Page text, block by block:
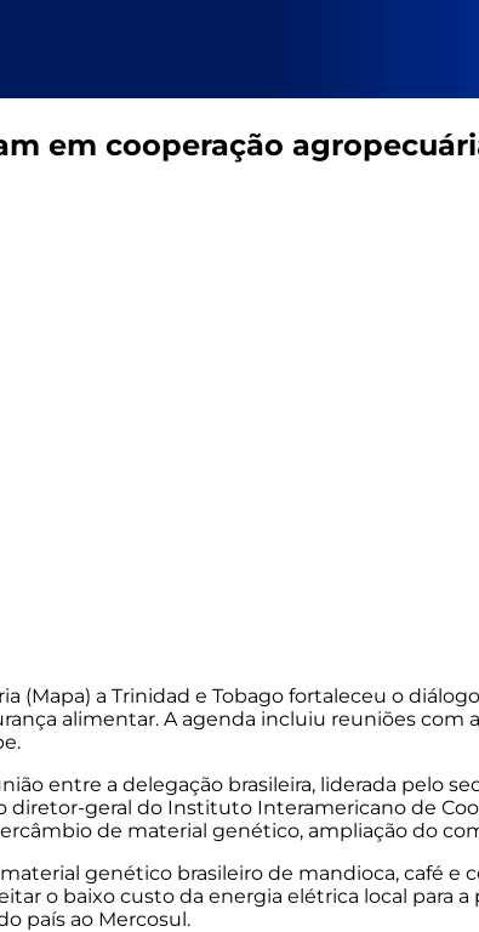
em cooperação
(Mapa) a Trinidad e Tobago fortaleceu o
alimentar. A agenda incluiu reuniões
entre a delegação brasileira, liderada pelo
diretor-geral do Instituto Interamericano de
de material genético, ampliação do
genético brasileiro de mandioca, café e
o baixo custo da energia elétrica local para
país ao Mercosul.